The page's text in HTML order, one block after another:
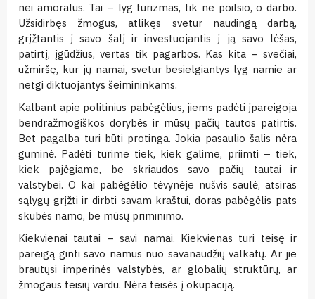
nei amoralus. Tai – lyg turizmas, tik ne poilsio, o darbo.
Užsidirbęs žmogus, atlikęs svetur naudingą darbą,
grįžtantis į savo šalį ir investuojantis į ją savo lėšas,
patirtį, įgūdžius, vertas tik pagarbos. Kas kita – svečiai,
užmiršę, kur jų namai, svetur besielgiantys lyg namie ar
netgi diktuojantys šeimininkams.
Kalbant apie politinius pabėgėlius, jiems padėti įpareigoja
bendražmogiškos dorybės ir mūsų pačių tautos patirtis.
Bet pagalba turi būti protinga. Jokia pasaulio šalis nėra
guminė. Padėti turime tiek, kiek galime, priimti – tiek,
kiek pajėgiame, be skriaudos savo pačių tautai ir
valstybei. O kai pabėgėlio tėvynėje nušvis saulė, atsiras
sąlygų grįžti ir dirbti savam kraštui, doras pabėgėlis pats
skubės namo, be mūsų priminimo.
Kiekvienai tautai – savi namai. Kiekvienas turi teisę ir
pareigą ginti savo namus nuo savanaudžių valkatų. Ar jie
brautųsi imperinės valstybės, ar globalių struktūrų, ar
žmogaus teisių vardu. Nėra teisės į okupaciją.